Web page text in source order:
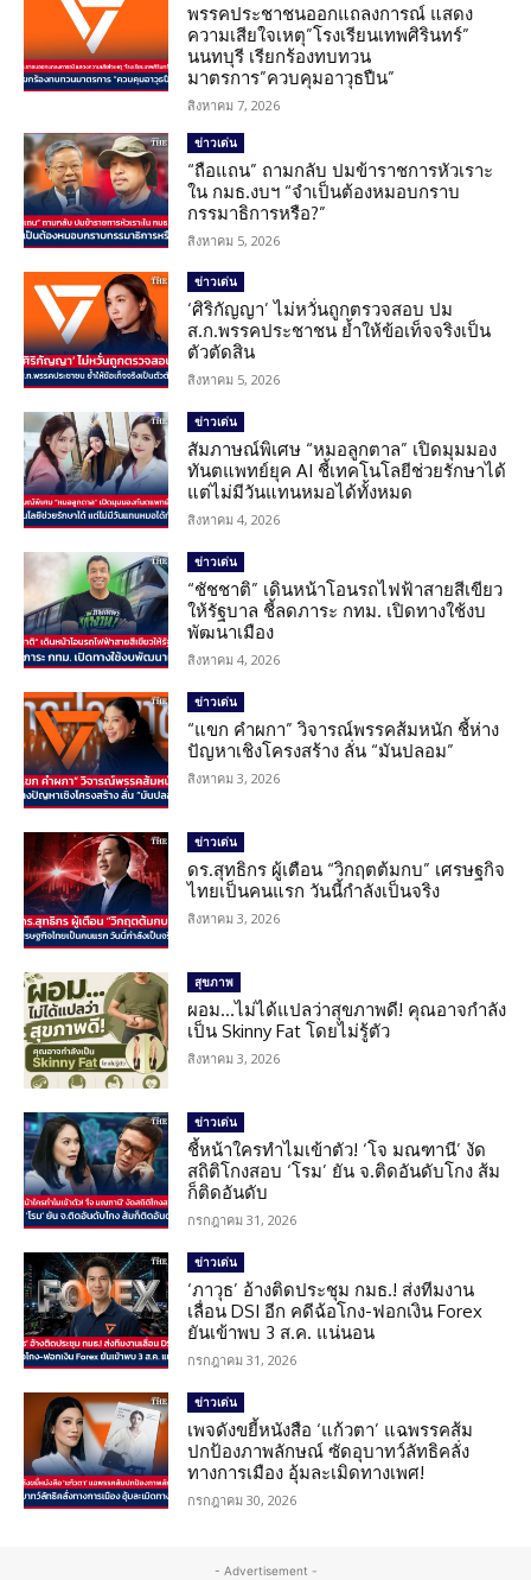
พรรคประชาชนออกแถลงการณ์ แสดง
ความเสียใจเหตุ”โรงเรียนเทพศิรินทร์”
นนทบุรี เรียกร้องทบทวน
มาตรการ”ควบคุมอาวุธปืน”
สิงหาคม 7, 2026
ข่าวเด่น
“ถือแถน” ถามกลับ ปมข้าราชการหัวเราะ
ใน กมธ.งบฯ “จำเป็นต้องหมอบกราบ
กรรมาธิการหรือ?”
สิงหาคม 5, 2026
ข่าวเด่น
‘ศิริกัญญา’ ไม่หวั่นถูกตรวจสอบ ปม
ส.ก.พรรคประชาชน ย้ำให้ข้อเท็จจริงเป็น
ตัวตัดสิน
สิงหาคม 5, 2026
ข่าวเด่น
สัมภาษณ์พิเศษ “หมอลูกตาล” เปิดมุมมอง
ทันตแพทย์ยุค AI ชี้เทคโนโลยีช่วยรักษาได้
แต่ไม่มีวันแทนหมอได้ทั้งหมด
สิงหาคม 4, 2026
ข่าวเด่น
“ชัชชาติ” เดินหน้าโอนรถไฟฟ้าสายสีเขียว
ให้รัฐบาล ชี้ลดภาระ กทม. เปิดทางใช้งบ
พัฒนาเมือง
สิงหาคม 4, 2026
ข่าวเด่น
“แขก คำผกา” วิจารณ์พรรคส้มหนัก ชี้ห่าง
ปัญหาเชิงโครงสร้าง ลั่น “มันปลอม”
สิงหาคม 3, 2026
ข่าวเด่น
ดร.สุทธิกร ผู้เตือน “วิกฤตต้มกบ” เศรษฐกิจ
ไทยเป็นคนแรก วันนี้กำลังเป็นจริง
สิงหาคม 3, 2026
สุขภาพ
ผอม…ไม่ได้แปลว่าสุขภาพดี! คุณอาจกำลัง
เป็น Skinny Fat โดยไม่รู้ตัว
สิงหาคม 3, 2026
ข่าวเด่น
ชี้หน้าใครทำไมเข้าตัว! ‘โจ มณฑานี’ งัด
สถิติโกงสอบ ‘โรม’ ยัน จ.ติดอันดับโกง ส้ม
ก็ติดอันดับ
กรกฎาคม 31, 2026
ข่าวเด่น
‘ภาวุธ’ อ้างติดประชุม กมธ.! ส่งทีมงาน
เลื่อน DSI อีก คดีฉ้อโกง-ฟอกเงิน Forex
ยันเข้าพบ 3 ส.ค. แน่นอน
กรกฎาคม 31, 2026
ข่าวเด่น
เพจดังขยี้หนังสือ ‘แก้วตา’ แฉพรรคส้ม
ปกป้องภาพลักษณ์ ซัดอุบาทว์ลัทธิคลั่ง
ทางการเมือง อุ้มละเมิดทางเพศ!
กรกฎาคม 30, 2026
- Advertisement -